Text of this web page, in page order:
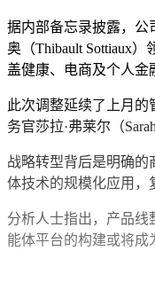
据内部备忘录披露，公
奥（Thibault Sottiaux
盖健康、电商及个人金
此次调整延续了上月的
务官莎拉·弗莱尔（
战略转型背后是明确的
体技术的规模化应用，
分析人士指出，产品线
能体平台的构建或将成